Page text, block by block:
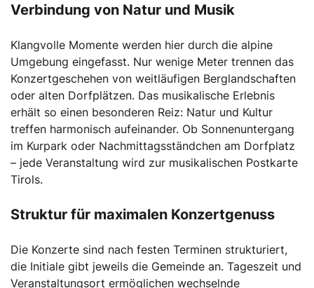
Verbindung von Natur und Musik
Klangvolle Momente werden hier durch die alpine
Umgebung eingefasst. Nur wenige Meter trennen das
Konzertgeschehen von weitläufigen Berglandschaften
oder alten Dorfplätzen. Das musikalische Erlebnis
erhält so einen besonderen Reiz: Natur und Kultur
treffen harmonisch aufeinander. Ob Sonnenuntergang
im Kurpark oder Nachmittagsständchen am Dorfplatz
– jede Veranstaltung wird zur musikalischen Postkarte
Tirols.
Struktur für maximalen Konzertgenuss
Die Konzerte sind nach festen Terminen strukturiert,
die Initiale gibt jeweils die Gemeinde an. Tageszeit und
Veranstaltungsort ermöglichen wechselnde